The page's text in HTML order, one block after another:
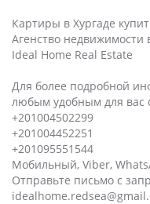
Картиры в Хургаде
Агенство недвижимости
Ideal Home Real Estate
Для более подробной
любым удобным для вас
+201004502299
+201004452251
+201095551544
Мобильный, Viber,
Отправьте письмо с